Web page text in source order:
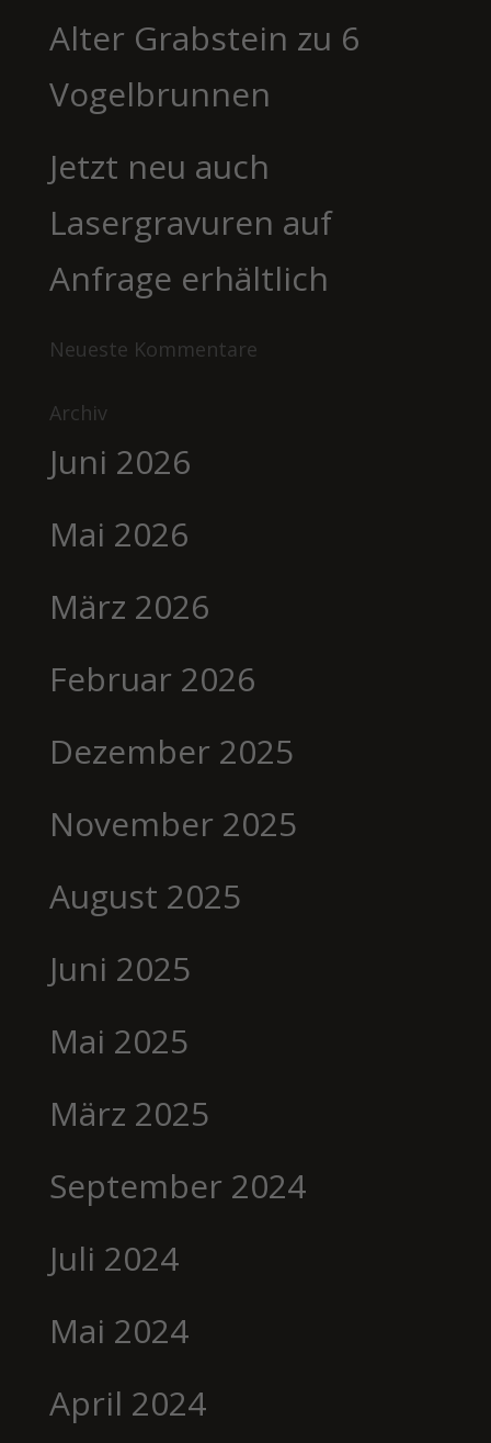
Alter Grabstein zu 6
Vogelbrunnen
Jetzt neu auch
Lasergravuren auf
Anfrage erhältlich
Neueste Kommentare
Archiv
Juni 2026
Mai 2026
März 2026
Februar 2026
Dezember 2025
November 2025
August 2025
Juni 2025
Mai 2025
März 2025
September 2024
Juli 2024
Mai 2024
April 2024